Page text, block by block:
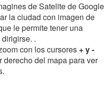
de Satelite de Google
la ciudad con imagen de
le permite tener una
.
con los cursores + y -
del mapa para ver